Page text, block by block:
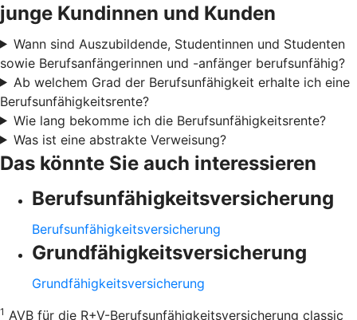
junge Kundinnen und Kunden
Wann sind Auszubildende, Studentinnen und Studenten
sowie Berufsanfängerinnen und -anfänger berufsunfähig?
Ab welchem Grad der Berufsunfähigkeit erhalte ich eine
Berufsunfähigkeitsrente?
Wie lang bekomme ich die Berufsunfähigkeitsrente?
Was ist eine abstrakte Verweisung?
Das könnte Sie auch interessieren
Berufsunfähigkeitsversicherung
Berufsunfähigkeitsversicherung
Grundfähigkeitsversicherung
Grundfähigkeitsversicherung
1 AVB für die R+V-Berufsunfähigkeitsversicherung classic